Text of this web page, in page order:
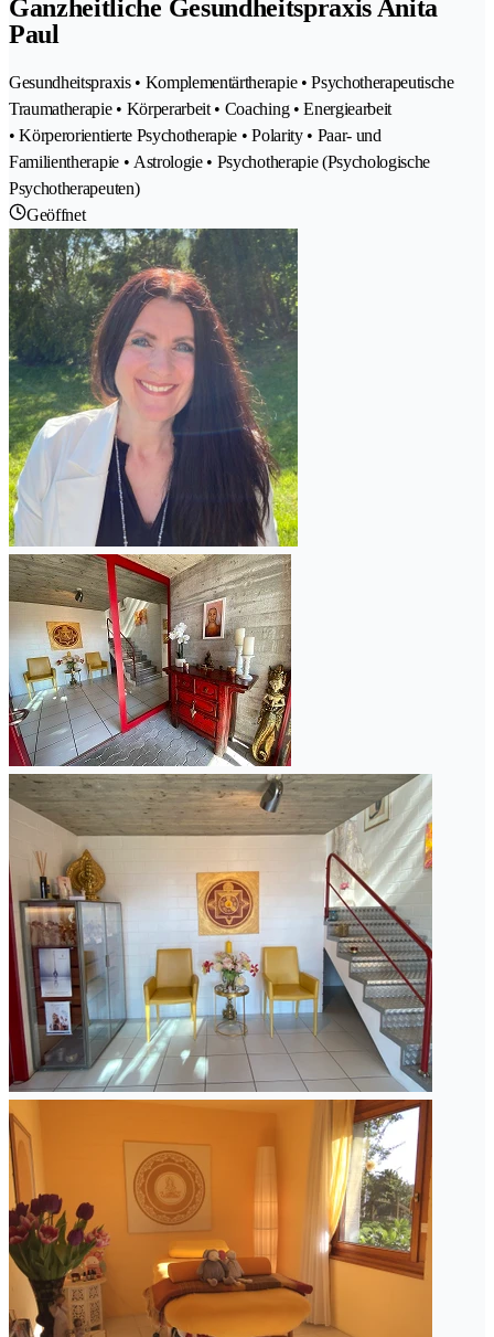
Ganzheitliche Gesundheitspraxis Anita
Paul
Gesundheitspraxis • Komplementärtherapie • Psychotherapeutische
Traumatherapie • Körperarbeit • Coaching • Energiearbeit
• Körperorientierte Psychotherapie • Polarity • Paar- und
Familientherapie • Astrologie • Psychotherapie (Psychologische
Psychotherapeuten)
Geöffnet